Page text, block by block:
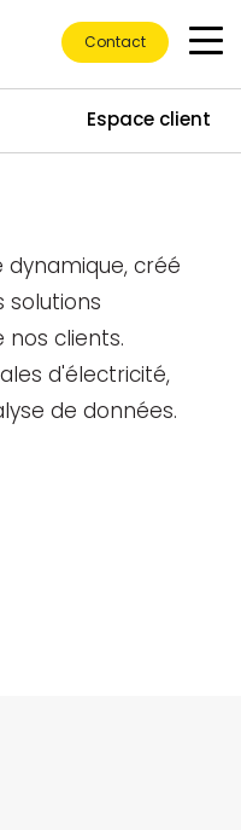
Espace client
Contact
dynamique, créé
solutions
nos clients.
d'électricité,
de données.